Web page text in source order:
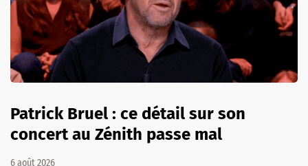
Patrick Bruel : ce détail sur son
concert au Zénith passe mal
6 août 2026